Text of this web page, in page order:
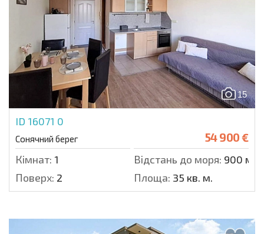
15
ID 16071 0
Сонячний берег 54 900 €
Кімнат: 1 Відстань до моря: 900 м.
Поверх: 2 Площа: 35 кв. м.